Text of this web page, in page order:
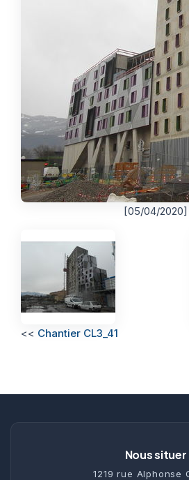
[05/04/2020]
<< Chantier CL3_41
Nous situer
1219 rue Alphonse